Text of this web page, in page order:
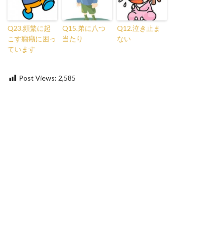
Q23.頻繁に起
こす癇癪に困っ
ています
Q15.弟に八つ
当たり
Q12.泣き止ま
ない
Post Views: 2,585